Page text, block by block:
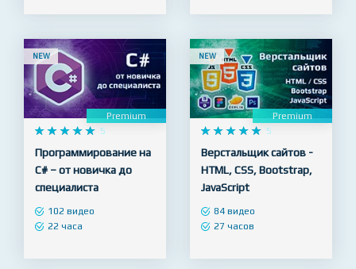
NEW
Premium

  
    5
Программирование на
C# – от новичка до
специалиста
NEW
Premium
    
     5
Верстальщик сайтов -
HTML, CSS, Bootstrap,
JavaScript